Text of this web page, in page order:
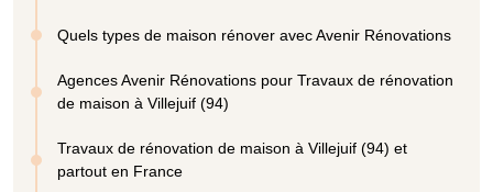
Quels types de maison rénover avec Avenir Rénovations
Agences Avenir Rénovations pour Travaux de rénovation
de maison à Villejuif (94)
Travaux de rénovation de maison à Villejuif (94) et
partout en France